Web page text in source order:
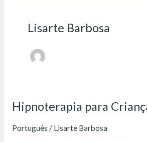
Lisarte Barbosa
Hipnoterapia para
Português / Lisarte Barbosa
Hipnoterapia
Crianças